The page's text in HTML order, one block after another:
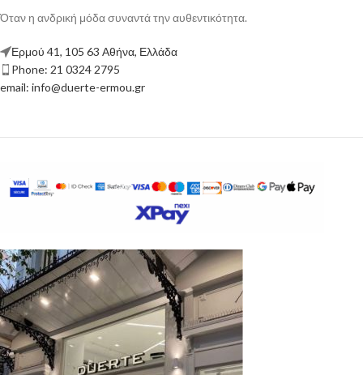
Όταν η ανδρική μόδα συναντά την αυθεντικότητα.
Ερμού 41, 105 63 Αθήνα, Ελλάδα
Phone: 21 0324 2795
email: info@duerte-ermou.gr